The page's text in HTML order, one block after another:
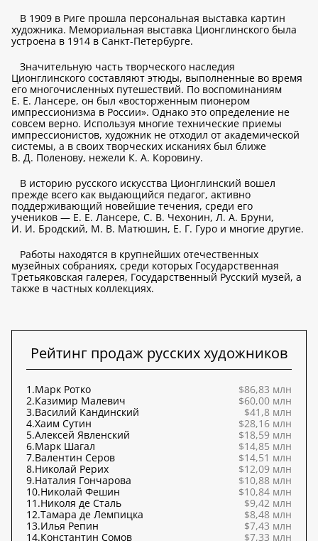
В 1909 в Риге прошла персональная выставка картин
художника. Мемориальная выставка Ционглинского была
устроена в 1914 в Санкт-Петербурге.
Значительную часть творческого наследия
Ционглинского составляют этюды, выполненные во время
его многочисленных путешествий. По воспоминаниям
Е. Е. Лансере, он был «восторженным пионером
импрессионизма в России». Однако это определение не
совсем верно. Используя многие технические приемы
импрессионистов, художник не отходил от академической
системы, а в своих творческих исканиях был ближе
В. Д. Поленову, нежели К. А. Коровину.
В историю русского искусства Ционглинский вошел
прежде всего как выдающийся педагог, активно
поддерживающий новейшие течения, среди его
учеников — Е. Е. Лансере, С. В. Чехонин, Л. А. Бруни,
И. И. Бродский, М. В. Матюшин, Е. Г. Гуро и многие другие.
Работы находятся в крупнейших отечественных
музейных собраниях, среди которых Государственная
Третьяковская галерея, Государственный Русский музей, а
также в частных коллекциях.
Рейтинг продаж русских художников
1.Марк Ротко
$86,83 млн
2.Казимир Малевич
$60,00 млн
3.Василий Кандинский
$41,8 млн
4.Хаим Сутин
$28,16 млн
5.Алексей Явленский
$18,59 млн
6.Марк Шагал
$14,85 млн
7.Валентин Серов
$14,51 млн
8.Николай Рерих
$12,09 млн
9.Наталия Гончарова
$10,88 млн
10.Николай Фешин
$10,84 млн
11.Николя де Сталь
$9,42 млн
12.Тамара де Лемпицка
$8,48 млн
13.Илья Репин
$7,43 млн
14.Константин Сомов
$7,33 млн